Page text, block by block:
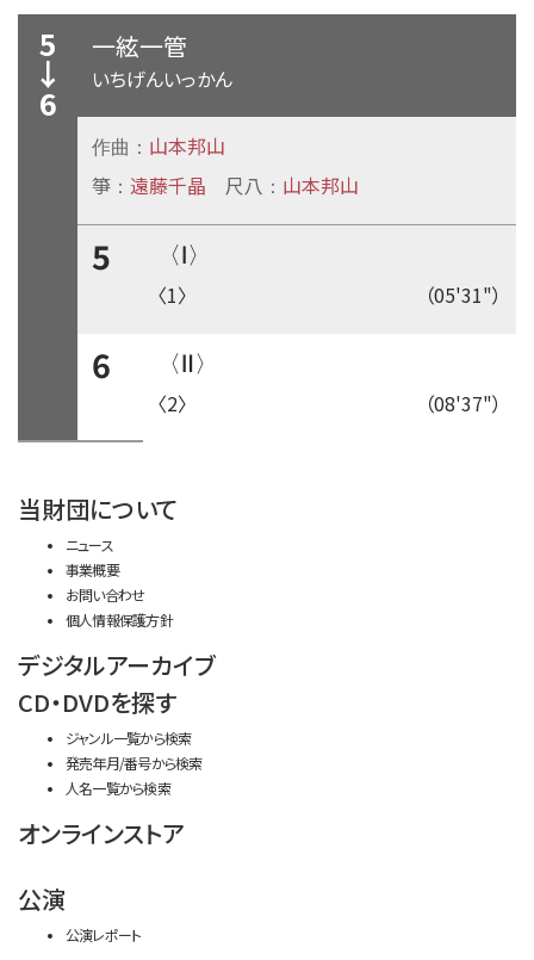
5
↓
6
一絃一管
いちげんいっかん
作曲： 山本邦山
箏 ： 遠藤千晶 尺八 ： 山本邦山
5
〈Ⅰ〉
（05'31"）
〈1〉
6
〈Ⅱ〉
（08'37"）
〈2〉
当財団について
ニュース
事業概要
お問い合わせ
個人情報保護方針
デジタルアーカイブ
CD・DVDを探す
ジャンル一覧から検索
発売年月/番号から検索
人名一覧から検索
オンラインストア
公演
公演レポート